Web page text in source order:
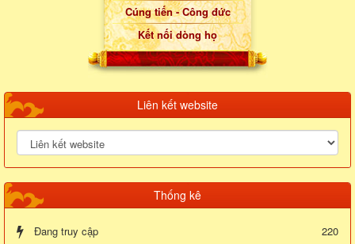
Cúng tiến - Công đức
Kết nối dòng họ
Liên kết website
Thống kê
Đang truy cập
220